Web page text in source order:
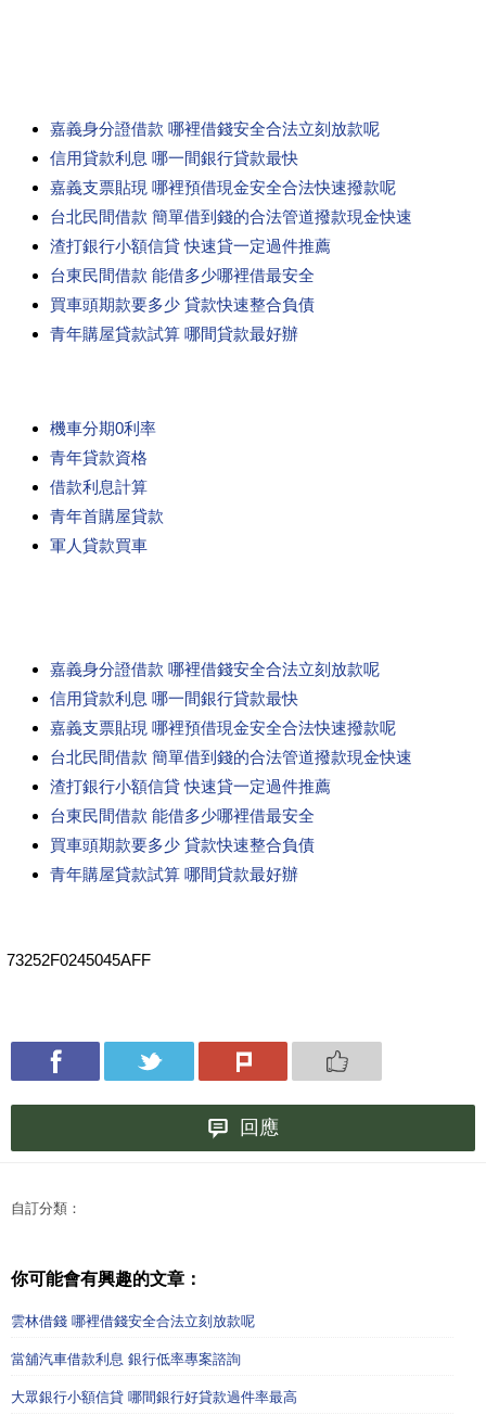
嘉義身分證借款 哪裡借錢安全合法立刻放款呢
信用貸款利息 哪一間銀行貸款最快
嘉義支票貼現 哪裡預借現金安全合法快速撥款呢
台北民間借款 簡單借到錢的合法管道撥款現金快速
渣打銀行小額信貸 快速貸一定過件推薦
台東民間借款 能借多少哪裡借最安全
買車頭期款要多少 貸款快速整合負債
青年購屋貸款試算 哪間貸款最好辦
機車分期0利率
青年貸款資格
借款利息計算
青年首購屋貸款
軍人貸款買車
嘉義身分證借款 哪裡借錢安全合法立刻放款呢
信用貸款利息 哪一間銀行貸款最快
嘉義支票貼現 哪裡預借現金安全合法快速撥款呢
台北民間借款 簡單借到錢的合法管道撥款現金快速
渣打銀行小額信貸 快速貸一定過件推薦
台東民間借款 能借多少哪裡借最安全
買車頭期款要多少 貸款快速整合負債
青年購屋貸款試算 哪間貸款最好辦
73252F0245045AFF
回應
自訂分類：
你可能會有興趣的文章：
雲林借錢 哪裡借錢安全合法立刻放款呢
當舖汽車借款利息 銀行低率專案諮詢
大眾銀行小額信貸 哪間銀行好貸款過件率最高